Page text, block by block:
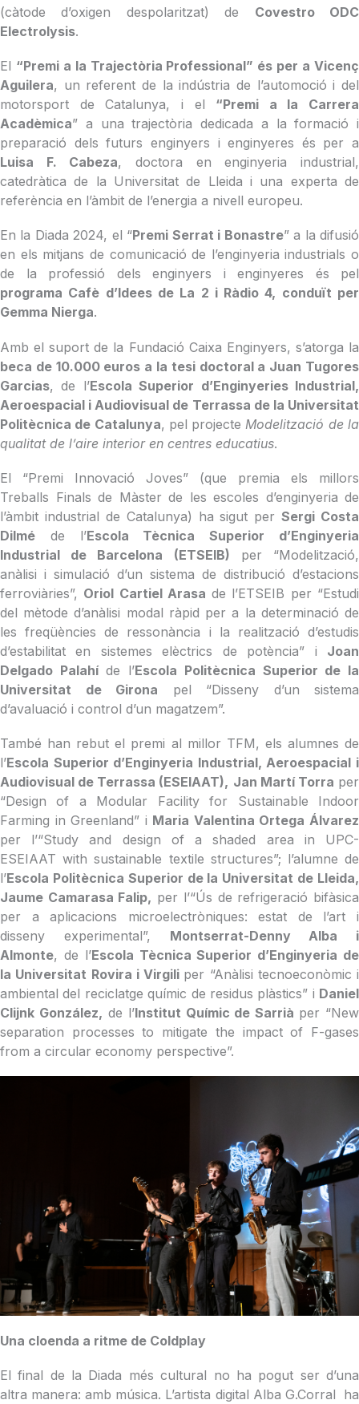
(càtode d’oxigen despolaritzat) de Covestro ODC
Electrolysis.
El “Premi a la Trajectòria Professional” és per a Vicenç
Aguilera, un referent de la indústria de l’automoció i del
motorsport de Catalunya, i el “Premi a la Carrera
Acadèmica” a una trajectòria dedicada a la formació i
preparació dels futurs enginyers i enginyeres és per a
Luisa F. Cabeza, doctora en enginyeria industrial,
catedràtica de la Universitat de Lleida i una experta de
referència en l’àmbit de l’energia a nivell europeu.
En la Diada 2024, el “Premi Serrat i Bonastre” a la difusió
en els mitjans de comunicació de l’enginyeria industrials o
de la professió dels enginyers i enginyeres és pel
programa Cafè d’Idees de La 2 i Ràdio 4, conduït per
Gemma Nierga.
Amb el suport de la Fundació Caixa Enginyers, s’atorga la
beca de 10.000 euros a la tesi doctoral a Juan Tugores
Garcias, de l’Escola Superior d’Enginyeries Industrial,
Aeroespacial i Audiovisual de Terrassa de la Universitat
Politècnica de Catalunya, pel projecte Modelització de la
qualitat de l’aire interior en centres educatius.
El “Premi Innovació Joves” (que premia els millors
Treballs Finals de Màster de les escoles d’enginyeria de
l’àmbit industrial de Catalunya) ha sigut perSergi Costa
Dilmé de l’Escola Tècnica Superior d’Enginyeria
Industrial de Barcelona (ETSEIB) per “Modelització,
anàlisi i simulació d’un sistema de distribució d’estacions
ferroviàries”, Oriol Cartiel Arasa de l’ETSEIB per “Estudi
del mètode d’anàlisi modal ràpid per a la determinació de
les freqüències de ressonància i la realització d’estudis
d’estabilitat en sistemes elèctrics de potència” i Joan
Delgado Palahíde l’Escola Politècnica Superior de la
Universitat de Girona pel “Disseny d’un sistema
d’avaluació i control d’un magatzem”.
També han rebut el premi al millor TFM, els alumnes de
l’Escola Superior d’Enginyeria Industrial, Aeroespacial i
Audiovisual de Terrassa (ESEIAAT), Jan Martí Torra per
“Design of a Modular Facility for Sustainable Indoor
Farming in Greenland” i Maria Valentina Ortega Álvarez
per l’“Study and design of a shaded area in UPC-
ESEIAAT with sustainable textile structures”; l’alumne de
l’Escola Politècnica Superior de la Universitat de Lleida,
Jaume Camarasa Falip, per l’“Ús de refrigeració bifàsica
per a aplicacions microelectròniques: estat de l’art i
disseny experimental”, Montserrat-Denny Alba i
Almonte, de l’Escola Tècnica Superior d’Enginyeria de
la Universitat Rovira i Virgili per “Anàlisi tecnoeconòmic i
ambiental del reciclatge químic de residus plàstics” i Daniel
Clijnk González, de l’Institut Químic de Sarrià per “New
separation processes to mitigate the impact of F-gases
from a circular economy perspective”.
Una cloenda a ritme de Coldplay
El final de la Diada més cultural no ha pogut ser d’una
altra manera: amb música. L’artista digital Alba G.Corral ha